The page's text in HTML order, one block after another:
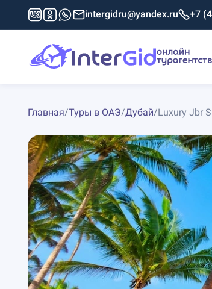
intergidru@yandex.ru +7
Главная/Туры в ОАЭ/Дубай/Luxury Jbr